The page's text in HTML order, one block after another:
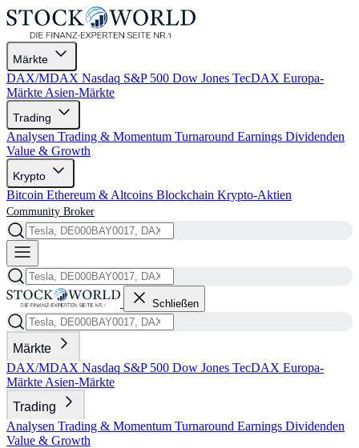
Märkte
DAX/MDAX Nasdaq S&P 500 Dow Jones TecDAX Europa-
Märkte Asien-Märkte
Trading
Analysen Trading & Momentum Turnaround Earnings Dividenden
Value & Growth
Krypto
Bitcoin Ethereum & Altcoins Blockchain Krypto-Aktien
Community Broker
Schließen
Märkte
DAX/MDAX Nasdaq S&P 500 Dow Jones TecDAX Europa-
Märkte Asien-Märkte
Trading
Analysen Trading & Momentum Turnaround Earnings Dividenden
Value & Growth